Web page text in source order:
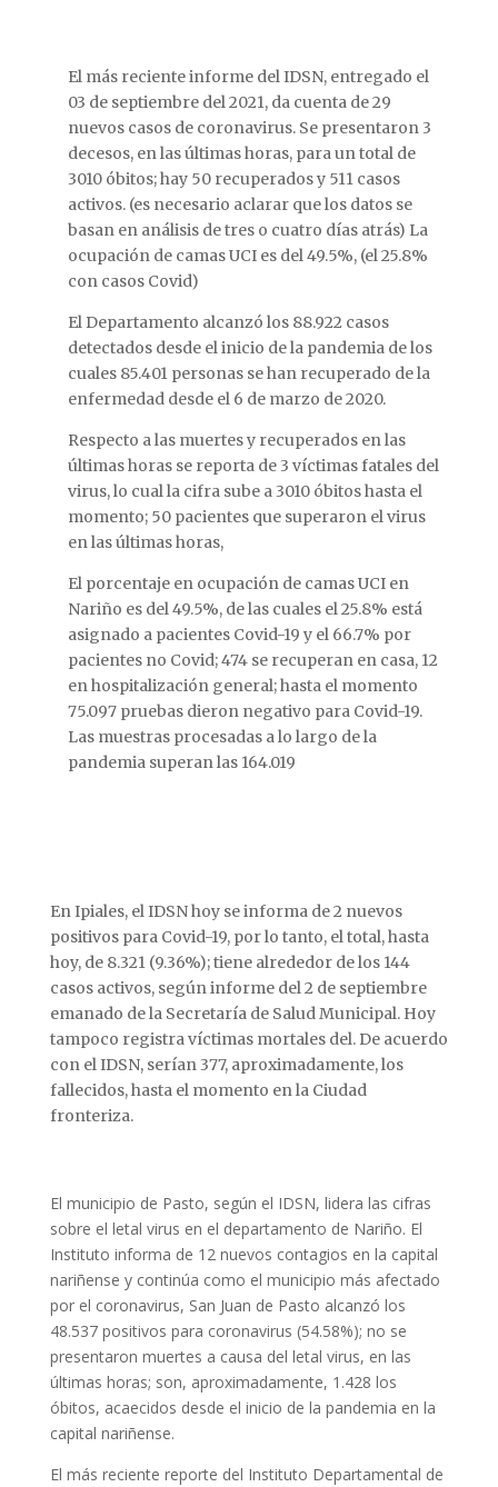
El más reciente informe del IDSN, entregado el
03 de septiembre del 2021, da cuenta de 29
nuevos casos de coronavirus. Se presentaron 3
decesos, en las últimas horas, para un total de
3010 óbitos; hay 50 recuperados y 511 casos
activos. (es necesario aclarar que los datos se
basan en análisis de tres o cuatro días atrás) La
ocupación de camas UCI es del 49.5%, (el 25.8%
con casos Covid)
El Departamento alcanzó los 88.922 casos
detectados desde el inicio de la pandemia de los
cuales 85.401 personas se han recuperado de la
enfermedad desde el 6 de marzo de 2020.
Respecto a las muertes y recuperados en las
últimas horas se reporta de 3 víctimas fatales del
virus, lo cual la cifra sube a 3010 óbitos hasta el
momento; 50 pacientes que superaron el virus
en las últimas horas,
El porcentaje en ocupación de camas UCI en
Nariño es del 49.5%, de las cuales el 25.8% está
asignado a pacientes Covid-19 y el 66.7% por
pacientes no Covid; 474 se recuperan en casa, 12
en hospitalización general; hasta el momento
75.097 pruebas dieron negativo para Covid-19.
Las muestras procesadas a lo largo de la
pandemia superan las 164.019
En Ipiales, el IDSN hoy se informa de 2 nuevos
positivos para Covid-19, por lo tanto, el total, hasta
hoy, de 8.321 (9.36%); tiene alrededor de los 144
casos activos, según informe del 2 de septiembre
emanado de la Secretaría de Salud Municipal. Hoy
tampoco registra víctimas mortales del. De acuerdo
con el IDSN, serían 377, aproximadamente, los
fallecidos, hasta el momento en la Ciudad
fronteriza.
El municipio de Pasto, según el IDSN, lidera las cifras
sobre el letal virus en el departamento de Nariño. El
Instituto informa de 12 nuevos contagios en la capital
nariñense y continúa como el municipio más afectado
por el coronavirus, San Juan de Pasto alcanzó los
48.537 positivos para coronavirus (54.58%); no se
presentaron muertes a causa del letal virus, en las
últimas horas; son, aproximadamente, 1.428 los
óbitos, acaecidos desde el inicio de la pandemia en la
capital nariñense.
El más reciente reporte del Instituto Departamental de